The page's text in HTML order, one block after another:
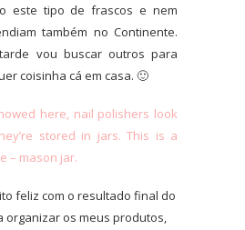
este tipo de frascos e nem
também no Continente.
vou buscar outros para
coisinha cá em casa. 🙂
here, nail polishers look
stored in jars. This is a
– mason jar.
feliz com o resultado final do
organizar os meus produtos,